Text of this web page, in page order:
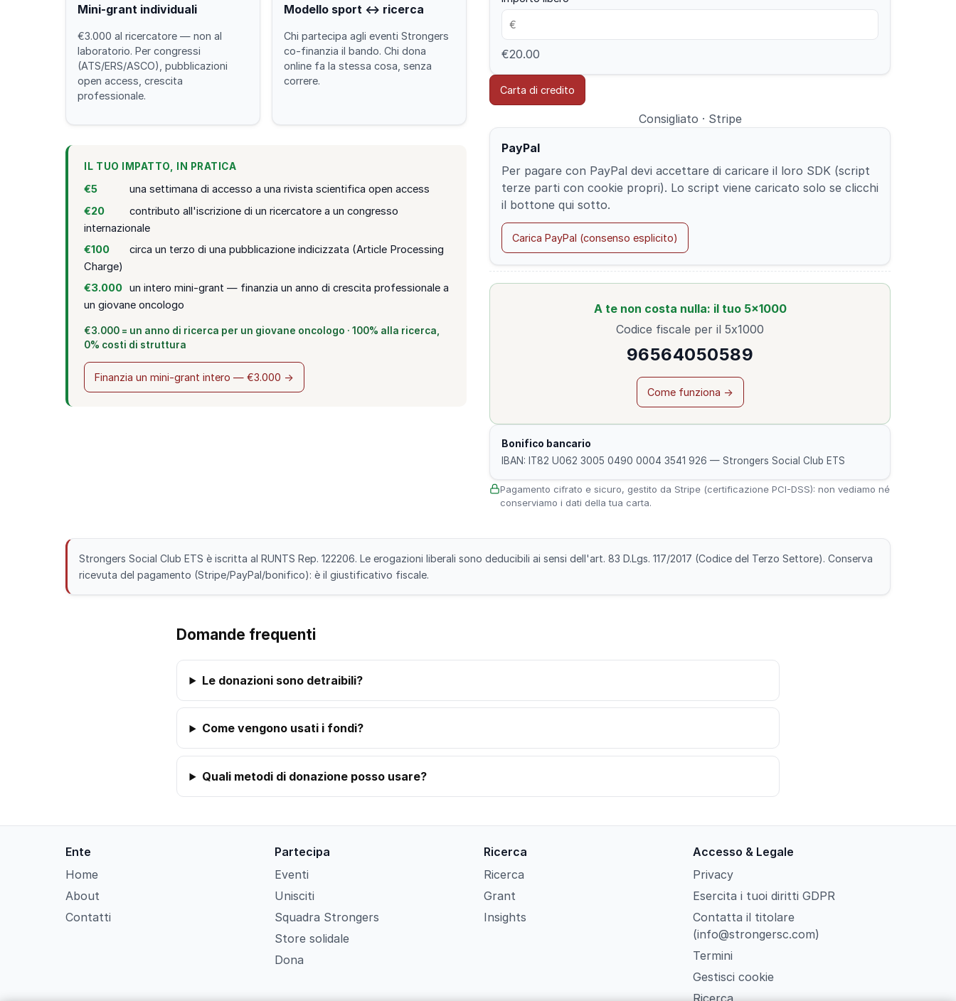
Mini-grant individuali
€3.000 al ricercatore — non al
laboratorio. Per congressi
(ATS/ERS/ASCO), pubblicazioni
open access, crescita
professionale.
Modello sport ↔ ricerca
Chi partecipa agli eventi Strongers
co-finanzia il bando. Chi dona
online fa la stessa cosa, senza
correre.
IL TUO IMPATTO, IN PRATICA
€5
una settimana di accesso a una rivista scientifica open access
€20
contributo all'iscrizione di un ricercatore a un congresso
internazionale
€100
circa un terzo di una pubblicazione indicizzata (Article Processing
Charge)
€3.000 un intero mini-grant — finanzia un anno di crescita professionale a
un giovane oncologo
€3.000 = un anno di ricerca per un giovane oncologo · 100% alla ricerca,
0% costi di struttura
Finanzia un mini-grant intero — €3.000 →
€20.00
Carta di credito
Consigliato · Stripe
PayPal
Per pagare con PayPal devi accettare di caricare il loro SDK (script
terze parti con cookie propri). Lo script viene caricato solo se clicchi
il bottone qui sotto.
Carica PayPal (consenso esplicito)
A te non costa nulla: il tuo 5×1000
Codice fiscale per il 5x1000
96564050589
Come funziona →
Bonifico bancario
IBAN: IT82 U062 3005 0490 0004 3541 926 — Strongers Social Club ETS
Pagamento cifrato e sicuro, gestito da Stripe (certificazione PCI-DSS): non vediamo né
conserviamo i dati della tua carta.
Strongers Social Club ETS è iscritta al RUNTS Rep. 122206. Le erogazioni liberali sono deducibili ai sensi dell'art. 83 D.Lgs. 117/2017 (Codice del Terzo Settore). Conserva
ricevuta del pagamento (Stripe/PayPal/bonifico): è il giustificativo fiscale.
Domande frequenti
Le donazioni sono detraibili?
Come vengono usati i fondi?
Quali metodi di donazione posso usare?
Ente
Home
About
Contatti
Partecipa
Eventi
Unisciti
Squadra Strongers
Store solidale
Dona
Ricerca
Ricerca
Grant
Insights
Accesso & Legale
Privacy
Esercita i tuoi diritti GDPR
Contatta il titolare
(info@strongersc.com)
Termini
Gestisci cookie